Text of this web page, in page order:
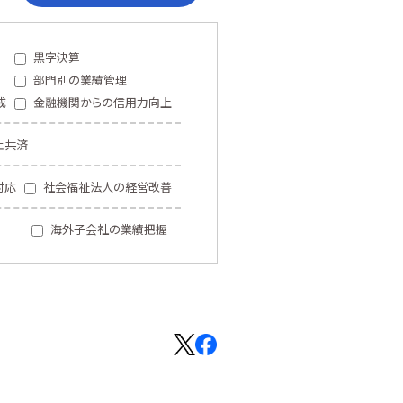
黒字決算
部門別の業績管理
金融機関からの信用力向上
共済
応 社会福祉法人の経営改善
海外子会社の業績把握